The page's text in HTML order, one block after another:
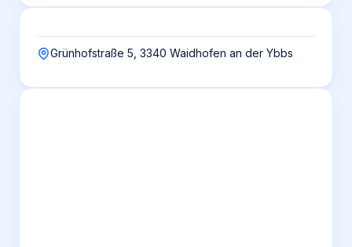
Grünhofstraße 5, 3340 Waidhofen an der Ybbs